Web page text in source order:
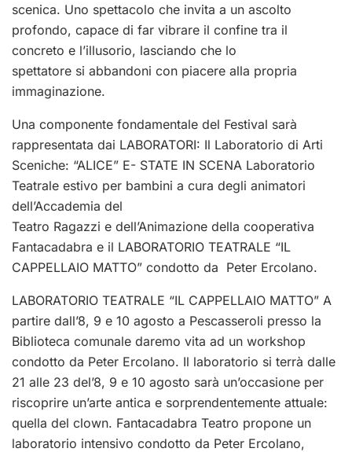
scenica. Uno spettacolo che invita a un ascolto
profondo, capace di far vibrare il confine tra il
concreto e l’illusorio, lasciando che lo
spettatore si abbandoni con piacere alla propria
immaginazione.
Una componente fondamentale del Festival sarà
rappresentata dai LABORATORI: Il Laboratorio di Arti
Sceniche: “ALICE” E- STATE IN SCENA Laboratorio
Teatrale estivo per bambini a cura degli animatori
dell’Accademia del
Teatro Ragazzi e dell’Animazione della cooperativa
Fantacadabra e il LABORATORIO TEATRALE “IL
CAPPELLAIO MATTO” condotto da Peter Ercolano.
LABORATORIO TEATRALE “IL CAPPELLAIO MATTO” A
partire dall’8, 9 e 10 agosto a Pescasseroli presso la
Biblioteca comunale daremo vita ad un workshop
condotto da Peter Ercolano. Il laboratorio si terrà dalle
21 alle 23 del’8, 9 e 10 agosto sarà un’occasione per
riscoprire un’arte antica e sorprendentemente attuale:
quella del clown. Fantacadabra Teatro propone un
laboratorio intensivo condotto da Peter Ercolano,